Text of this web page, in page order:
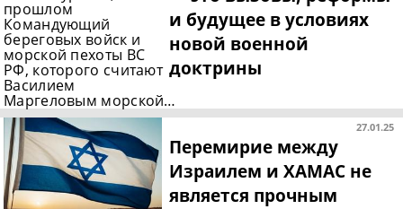
и будущее в условиях
новой военной
доктрины
прошлом
Командующий
береговых войск и
морской пехоты ВС
РФ, которого считают
Василием
Маргеловым морской…
27.01.25
Перемирие между
Израилем и ХАМАС не
является прочным